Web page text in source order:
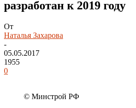
разработан к 2019 году
От
Наталья Захарова
-
05.05.2017
1955
0
© Минстрой РФ